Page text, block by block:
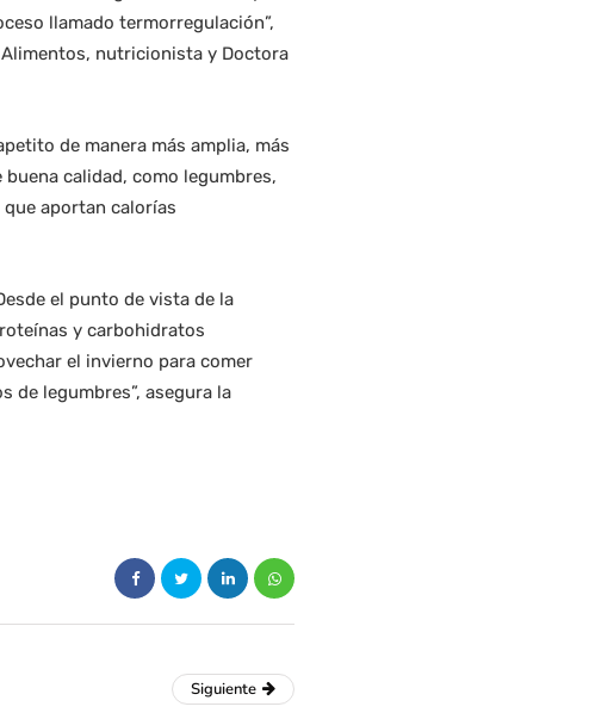
llamado termorregulación”,
nutricionista y Doctora
de manera más amplia, más
calidad, como legumbres,
aportan calorías
el punto de vista de la
y carbohidratos
el invierno para comer
de legumbres”, asegura la
Siguiente